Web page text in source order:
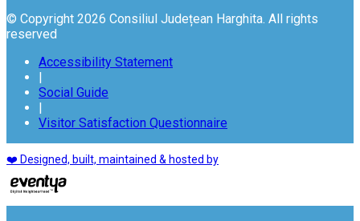
© Copyright 2026 Consiliul Județean Harghita. All rights
reserved
Accessibility Statement
|
Social Guide
|
Visitor Satisfaction Questionnaire
❤️ Designed, built, maintained & hosted by